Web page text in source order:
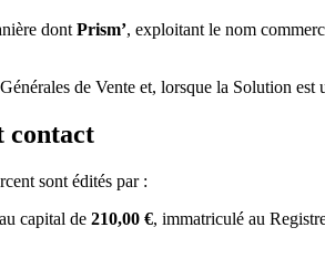
dont Prism’, exploitant le nom
de Vente et, lorsque la Solution
contact
sont édités par :
capital de 210,00 €, immatriculé au